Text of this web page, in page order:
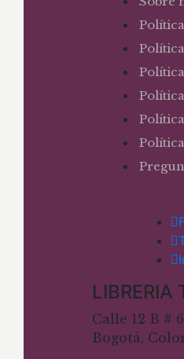
LIBRERIA
Calle 12 B #
Bogotá,